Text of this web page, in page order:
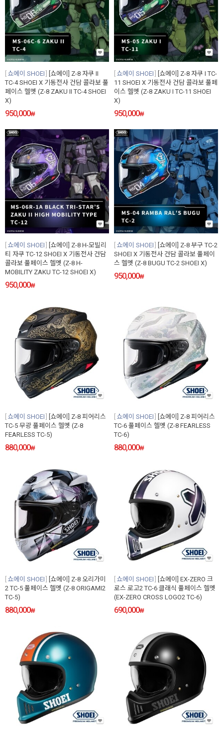
쇼에이 SHOEI
[쇼에이] Z-8 자쿠 II
TC-4 SHOEI X 기동전사 건담 콜라보 풀
페이스 헬멧 (Z-8 ZAKU II TC-4 SHOEI
X)
950,000₩
쇼에이 SHOEI
[쇼에이] Z-8 자쿠 I TC-
11 SHOEI X 기동전사 건담 콜라보 풀페
이스 헬멧 (Z-8 ZAKU I TC-11 SHOEI
X)
950,000₩
쇼에이 SHOEI
[쇼에이] Z-8 H-모빌리
티 자쿠 TC-12 SHOEI X 기동전사 건담
콜라보 풀페이스 헬멧 (Z-8 H-
MOBILITY ZAKU TC-12 SHOEI X)
950,000₩
쇼에이 SHOEI
[쇼에이] Z-8 부구 TC-2
SHOEI X 기동전사 건담 콜라보 풀페이
스 헬멧 (Z-8 BUGU TC-2 SHOEI X)
950,000₩
쇼에이 SHOEI
[쇼에이] Z-8 피어리스
TC-5 무광 풀페이스 헬멧 (Z-8
FEARLESS TC-5)
880,000₩
쇼에이 SHOEI
[쇼에이] Z-8 피어리스
TC-6 풀페이스 헬멧 (Z-8 FEARLESS
TC-6)
880,000₩
쇼에이 SHOEI
[쇼에이] Z-8 오리가미
2 TC-5 풀페이스 헬멧 (Z-8 ORIGAMI2
TC-5)
880,000₩
쇼에이 SHOEI
[쇼에이] EX-ZERO 크
로스 로고2 TC-6 클래식 풀페이스 헬멧
(EX-ZERO CROSS LOGO2 TC-6)
690,000₩